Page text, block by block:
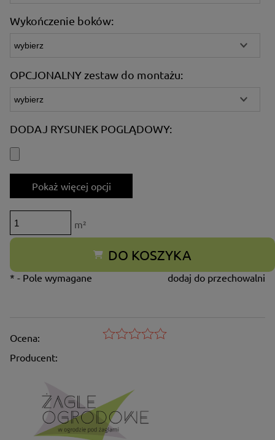
Wykończenie boków:
OPCJONALNY zestaw do montażu:
DODAJ RYSUNEK POGLĄDOWY:
Pokaż więcej opcji
m²
DO KOSZYKA
dodaj do przechowalni
* - Pole wymagane
Ocena:
Producent: